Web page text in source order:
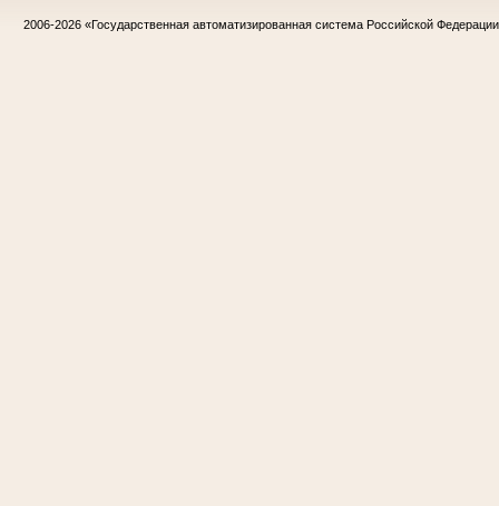
2006-2026 «Государственная автоматизированная система Российской